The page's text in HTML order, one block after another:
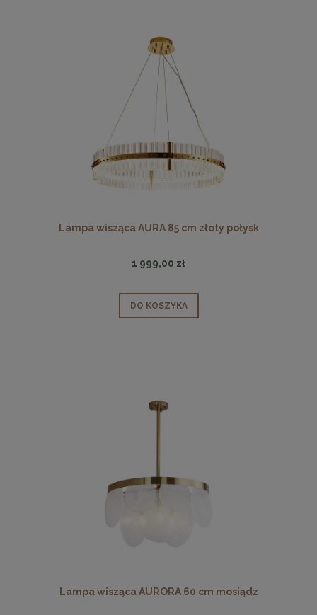
Lampa wisząca AURA 85 cm złoty połysk
1 999,00 zł
DO KOSZYKA
Lampa wisząca AURORA 60 cm mosiądz